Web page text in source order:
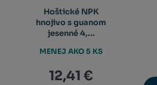
Hoštické NPK
hnojivo s guanom
jesenné 4,...
12,41 €
MENEJ AKO 5 KS